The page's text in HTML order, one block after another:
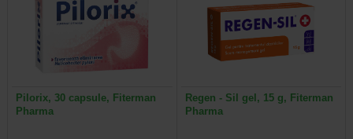
Pilorix, 30 capsule, Fiterman
Pharma
Regen - Sil gel, 15 g, Fiterman
Pharma